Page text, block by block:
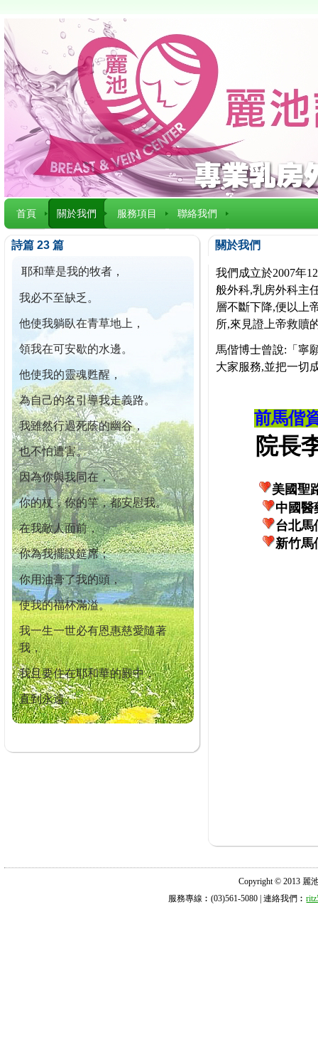
首頁 關於我們 服務項目 聯絡我們
詩篇 23 篇
耶和華是我的牧者，
我必不至缺乏。
他使我躺臥在青草地上，
領我在可安歇的水邊。
他使我的靈魂甦醒，
為自己的名引導我走義路。
我雖然行過死蔭的幽谷，
也不怕遭害。
因為你與我同在，
你的杖，你的竿，都安慰我。
在我敵人面前，
你為我擺設筵席；
你用油膏了我的頭，
使我的福杯滿溢。
我一生一世必有恩惠慈愛隨著
我，
我且要住在耶和華的殿中，
直到永遠。
關於我們
我們成立於2007年
般外科,乳房外科主
層不斷下降,便以上
所,來見證上帝救贖
馬偕博士曾說:「寧
大家服務,並把一切
前馬偕
院長李
美國聖
中國醫
台北馬
新竹馬
Copyright © 2013 麗
服務專線︰(03)561-5080 | 連絡我們︰